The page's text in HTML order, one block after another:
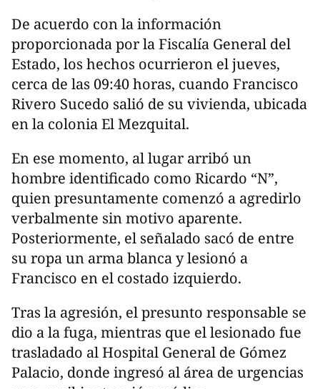
De acuerdo con la información
proporcionada por la Fiscalía General del
Estado, los hechos ocurrieron el jueves,
cerca de las 09:40 horas, cuando Francisco
Rivero Sucedo salió de su vivienda, ubicada
en la colonia El Mezquital.
En ese momento, al lugar arribó un
hombre identificado como Ricardo “N”,
quien presuntamente comenzó a agredirlo
verbalmente sin motivo aparente.
Posteriormente, el señalado sacó de entre
su ropa un arma blanca y lesionó a
Francisco en el costado izquierdo.
Tras la agresión, el presunto responsable se
dio a la fuga, mientras que el lesionado fue
trasladado al Hospital General de Gómez
Palacio, donde ingresó al área de urgencias